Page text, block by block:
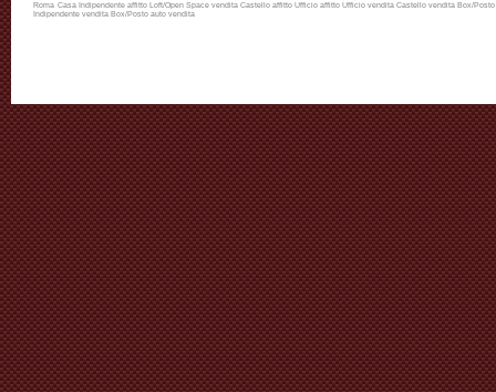
Roma Casa Indipendente affitto Loft/Open Space vendita Castello affitto Ufficio affitto Ufficio vendita Castello vendita Box/
Indipendente vendita Box/Posto auto vendita